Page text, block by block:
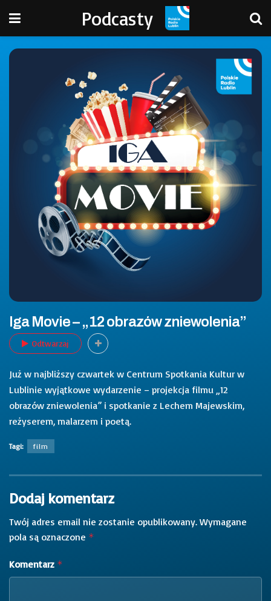
Podcasty
Iga Movie – „12 obrazów zniewolenia”
Odtwarzaj
Już w najbliższy czwartek w Centrum Spotkania Kultur w
Lublinie wyjątkowe wydarzenie – projekcja filmu „12
obrazów zniewolenia” i spotkanie z Lechem Majewskim,
reżyserem, malarzem i poetą.
Tagi: film
Dodaj komentarz
Twój adres email nie zostanie opublikowany. Wymagane
pola są oznaczone *
Komentarz *